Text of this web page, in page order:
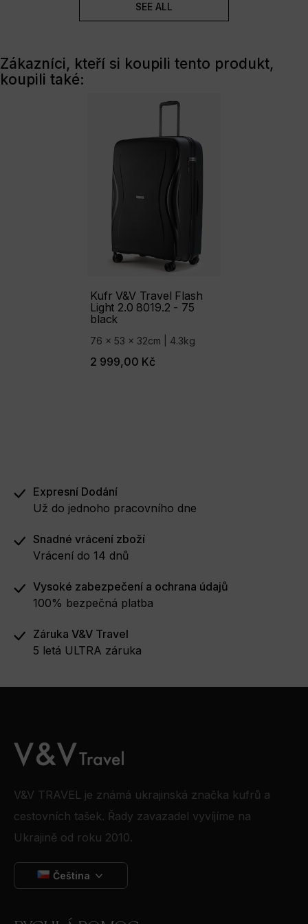
SEE ALL
Zákazníci, kteří si koupili tento produkt,
koupili také:
Kufr V&V Travel Flash
Light 2.0 8019.2 - 75
black
76 x 53 x 32cm | 4.3kg
2 999,00 Kč
Expresní Dodání
Už do jednoho pracovního dne
Snadné vrácení zboží
Vrácení do 14 dnů
Vysoké zabezpečení a ochrana údajů
100% bezpečná platba
Záruka V&V Travel
5 letá ULTRA záruka
V&V TRAVEL je známá ukrajinská značka kufrů a
cestovních tašek. Řady zavazadel vyvíjíme na
Ukrajině od roku 2010.
Čeština